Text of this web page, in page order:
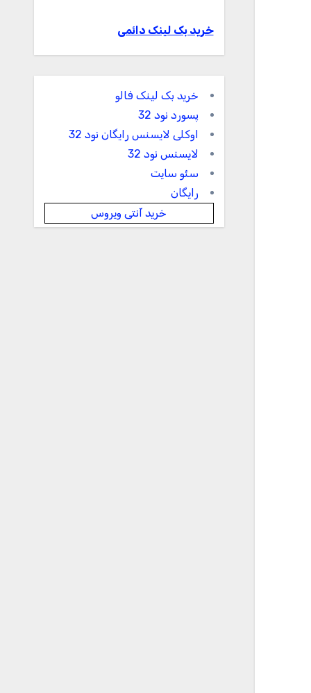
خرید بک لینک دائمی
خرید بک لینک فالو
پسورد نود 32
اوکلی لایسنس رایگان نود 32
لایسنس نود 32
سئو سایت
رایگان
خرید آنتی ویروس